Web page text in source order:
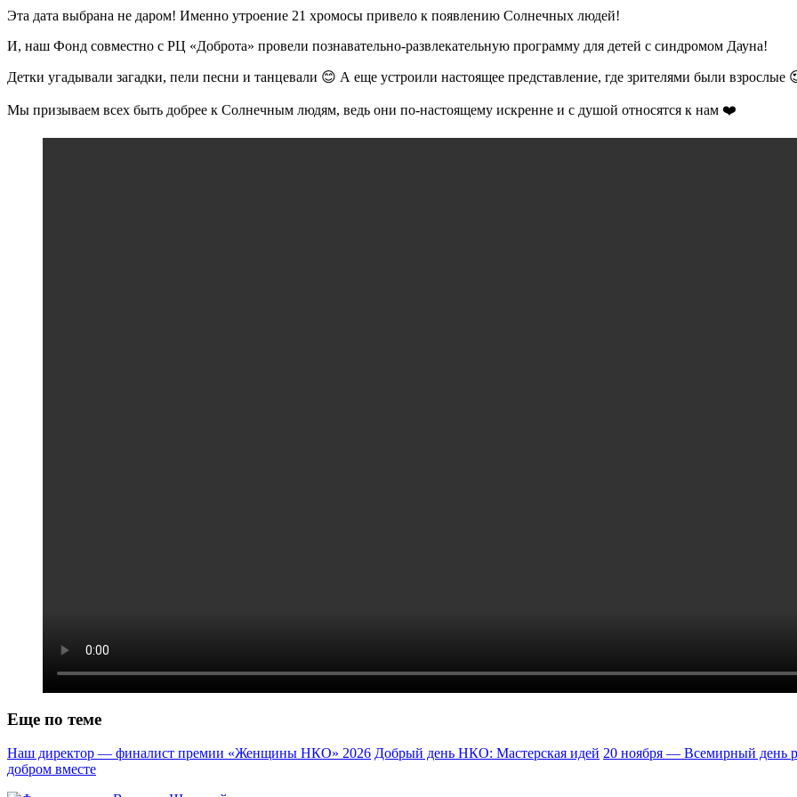
Эта дата выбрана не даром! Именно утроение 21 хромосы привело к появлению Солнечных людей!
И, наш Фонд совместно с РЦ «Доброта» провели познавательно-развлекательную программу для детей с синдромом Дауна!
Детки угадывали загадки, пели песни и танцевали 😊 А еще устроили настоящее представление, где зрителями были взрослые
Мы призываем всех быть добрее к Солнечным людям, ведь они по-настоящему искренне и с душой относятся к нам ❤️
Еще по теме
Наш директор — финалист премии «Женщины НКО» 2026 Добрый день НКО: Мастерская идей 20 ноября — Всемирный день
добром вместе